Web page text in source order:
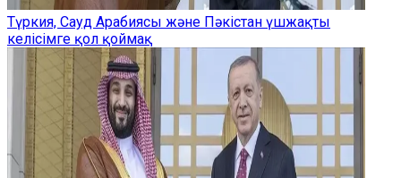
Түркия, Сауд Арабиясы және Пәкістан үшжақты
келісімге қол қоймақ